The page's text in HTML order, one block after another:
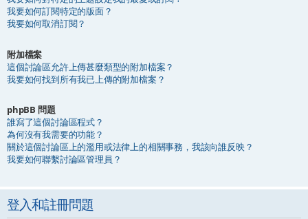
我要如何訂閱特定的版面？
我要如何取消訂閱？
附加檔案
這個討論區允許上傳甚麼類型的附加檔案？
我要如何找到所有我已上傳的附加檔案？
phpBB 問題
誰寫了這個討論區程式？
為何沒有我需要的功能？
關於這個討論區上的濫用或法律上的相關事務，我該向誰反映？
我要如何聯繫討論區管理員？
登入和註冊問題